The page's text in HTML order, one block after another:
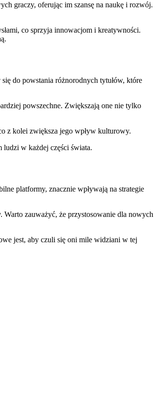
graczy, oferując im szansę na naukę i rozwój.
co sprzyja innowacjom i kreatywności.
do powstania różnorodnych tytułów, które
powszechne. Zwiększają one nie tylko
z kolei zwiększa jego wpływ kulturowy.
ludzi w każdej części świata.
platformy, znacznie wpływają na strategie
Warto zauważyć, że przystosowanie dla nowych
jest, aby czuli się oni mile widziani w tej